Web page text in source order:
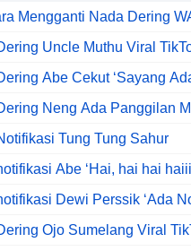
Mengganti Nada Dering
Uncle Muthu Viral
Abe Cekut ‘Sayang
Neng Ada Panggilan
Tung Tung Sahur
Abe ‘Hai, hai hai
Dewi Perssik ‘Ada
Ojo Sumelang Viral